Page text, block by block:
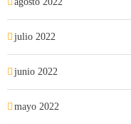
julio 2022
junio 2022
mayo 2022